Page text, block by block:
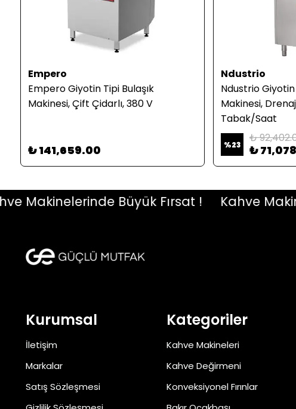
Empero
Empero Giyotin Tipi Bulaşık
Makinesi, Çift Çidarlı, 380 V
₺ 141,659.00
Ndustrio
Ndustrio Giyotin
Makinesi,
Tabak/Saat
%23 ₺
₺
Büyük Fırsat ! Kahve
Kurumsal
İletişim
Markalar
Satış Sözleşmesi
Kategoriler
Kahve Makineleri
Kahve Değirmeni
Konveksiyonel Fırınlar